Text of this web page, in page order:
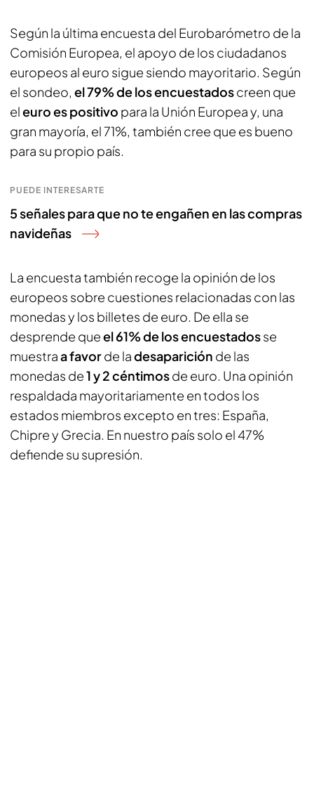
Según la última encuesta del Eurobarómetro de la
Comisión Europea, el apoyo de los ciudadanos
europeos al euro sigue siendo mayoritario. Según
el sondeo, el 79% de los encuestadoscreen que
eleuro es positivo para la Unión Europea y, una
gran mayoría, el 71%, también cree que es bueno
para su propio país.
PUEDE INTERESARTE
5 señales para que no te engañen en las compras
navideñas
La encuesta también recoge la opinión de los
europeos sobre cuestiones relacionadas con las
monedas y los billetes de euro. De ella se
desprende queel 61% de los encuestadosse
muestraa favorde ladesaparición de las
monedas de1 y 2 céntimosde euro. Una opinión
respaldada mayoritariamente en todos los
estados miembros excepto en tres: España,
Chipre y Grecia. En nuestro país solo el 47%
defiende su supresión.